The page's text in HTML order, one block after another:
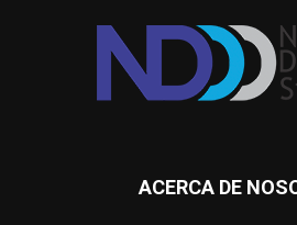
ACERCA DE